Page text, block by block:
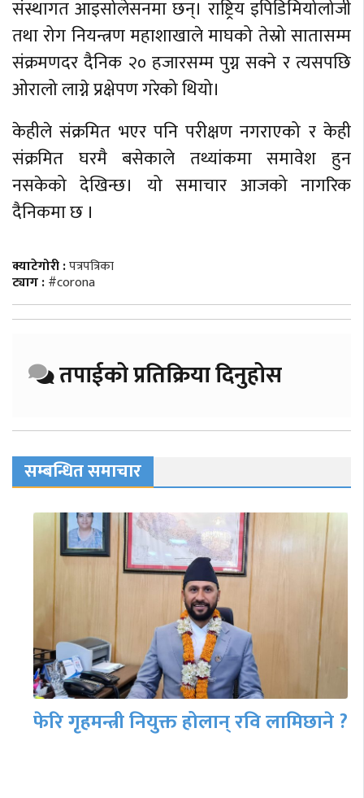
संस्थागत आइसोलेसनमा छन्। राष्ट्रिय इपिडिमियोलोजी
तथा रोग नियन्त्रण महाशाखाले माघको तेस्रो सातासम्म
संक्रमणदर दैनिक २० हजारसम्म पुग्न सक्ने र त्यसपछि
ओरालो लाग्ने प्रक्षेपण गरेको थियो।
केहीले संक्रमित भएर पनि परीक्षण नगराएको र केही
संक्रमित घरमै बसेकाले तथ्यांकमा समावेश हुन
नसकेको देखिन्छ। यो समाचार आजको नागरिक
दैनिकमा छ ।
क्याटेगोरी :पत्रपत्रिका
ट्याग :#corona
तपाईको प्रतिक्रिया दिनुहोस
सम्बन्धित समाचार
फेरि गृहमन्त्री नियुक्त होलान् रवि लामिछाने ?